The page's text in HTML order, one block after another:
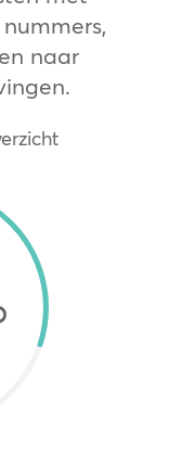
naar